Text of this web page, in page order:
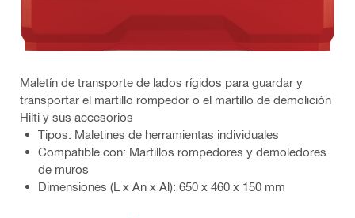
Maletín de transporte de lados rígidos para guardar y
transportar el martillo rompedor o el martillo de demolición
Hilti y sus accesorios
Tipos: Maletines de herramientas individuales
Compatible con: Martillos rompedores y demoledores
de muros
Dimensiones (L x An x Al): 650 x 460 x 150 mm